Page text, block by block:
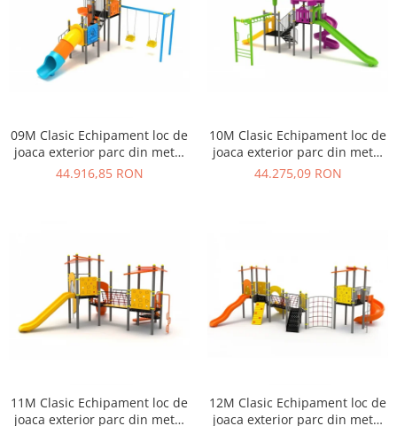
09M Clasic Echipament loc de
joaca exterior parc din metal
cu Scara 2 Tobogane 2
44.916,85 RON
10M Clasic Echipament loc de
joaca exterior parc din metal
cu Scara 3 Tobogane si
44.275,09 RON
11M Clasic Echipament loc de
joaca exterior parc din metal
12M Clasic Echipament loc de
joaca exterior parc din metal